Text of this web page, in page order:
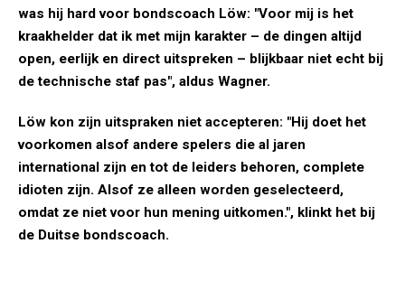
was hij hard voor bondscoach Löw: "Voor mij is het
kraakhelder dat ik met mijn karakter – de dingen altijd
open, eerlijk en direct uitspreken – blijkbaar niet echt bij
de technische staf pas", aldus Wagner.
Löw kon zijn uitspraken niet accepteren: "Hij doet het
voorkomen alsof andere spelers die al jaren
international zijn en tot de leiders behoren, complete
idioten zijn. Alsof ze alleen worden geselecteerd,
omdat ze niet voor hun mening uitkomen.", klinkt het bij
de Duitse bondscoach.